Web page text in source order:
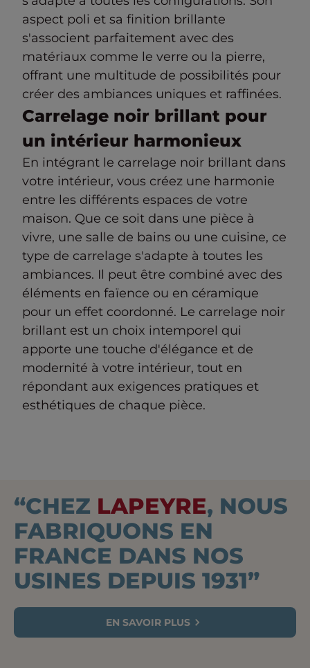
aspect poli et sa finition brillante
s'associent parfaitement avec des
matériaux comme le verre ou la pierre,
offrant une multitude de possibilités pour
créer des ambiances uniques et raffinées.
Carrelage noir brillant pour
un intérieur harmonieux
En intégrant le carrelage noir brillant dans
votre intérieur, vous créez une harmonie
entre les différents espaces de votre
maison. Que ce soit dans une pièce à
vivre, une salle de bains ou une cuisine, ce
type de carrelage s'adapte à toutes les
ambiances. Il peut être combiné avec des
éléments en faïence ou en céramique
pour un effet coordonné. Le carrelage noir
brillant est un choix intemporel qui
apporte une touche d'élégance et de
modernité à votre intérieur, tout en
répondant aux exigences pratiques et
esthétiques de chaque pièce.
“CHEZ LAPEYRE, NOUS
FABRIQUONS EN
FRANCE DANS NOS
USINES DEPUIS 1931”
EN SAVOIR PLUS